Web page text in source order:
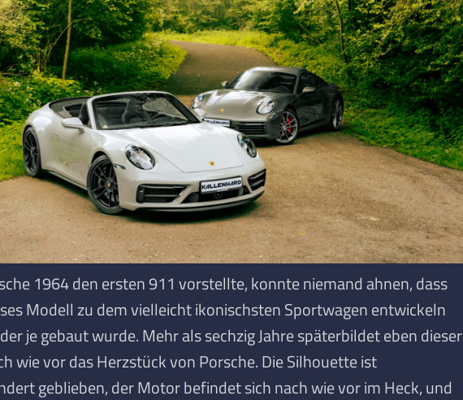
1964 den ersten911 vorstellte, konnte niemand ahnen, dass
Modell zu dem vielleicht ikonischsten Sportwagen entwickeln
je gebaut wurde. Mehr als sechzig Jahre späterbildet eben dieser
wie vor das Herzstück von Porsche. Die Silhouette ist
geblieben, der Motor befindet sich nach wie vor im Heck, und